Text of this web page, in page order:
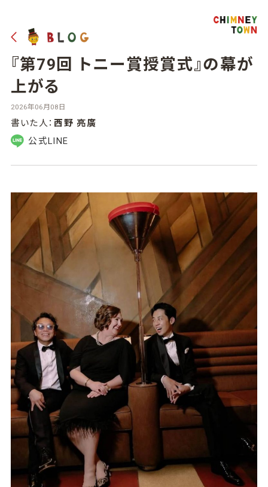
『第79回 トニー賞授賞式』の幕が
上がる
2026年06月08日
書いた人： 西野 亮廣
公式LINE